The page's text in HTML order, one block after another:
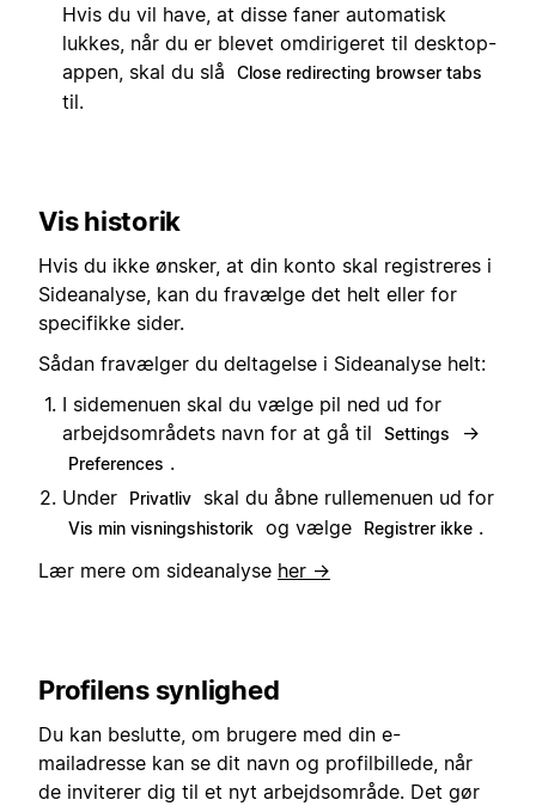
Hvis du vil have, at disse faner automatisk
lukkes, når du er blevet omdirigeret til desktop-
appen, skal du slå
Close redirecting browser tabs
til.
Vis historik
Hvis du ikke ønsker, at din konto skal registreres i
Sideanalyse, kan du fravælge det helt eller for
specifikke sider.
Sådan fravælger du deltagelse i Sideanalyse helt:
I sidemenuen skal du vælge pil ned ud for
arbejdsområdets navn for at gå til
Settings →
Preferences .
Under
Privatliv skal du åbne rullemenuen ud for
Vis min visningshistorik og vælge Registrer ikke .
Lær mere om sideanalyse her →
Profilens synlighed
Du kan beslutte, om brugere med din e-
mailadresse kan se dit navn og profilbillede, når
de inviterer dig til et nyt arbejdsområde. Det gør